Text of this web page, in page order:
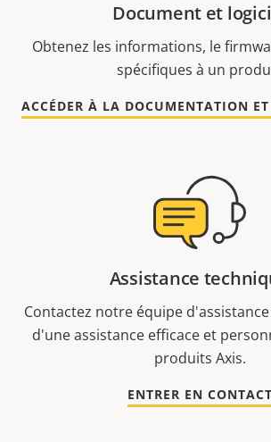
Document et
Obtenez les informations, le
spécifiques à un
Assistance
Contactez notre équipe
d'une assistance efficace et
produits Axis.
ENTRER EN CONTACT